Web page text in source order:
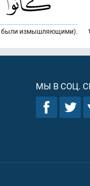
были измышляющими).
МЫ В СОЦ.